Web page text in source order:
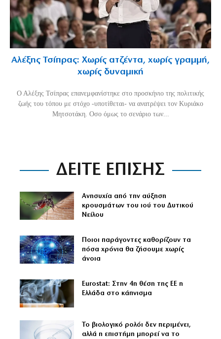
Αλέξης Τσίπρας: Χωρίς ατζέντα, χωρίς γραμμή,
χωρίς δυναμική
Ο Αλέξης Τσίπρας επανεμφανίστηκε στο προσκήνιο της πολιτικής
ζωής του τόπου με στόχο -υποτίθεται- να ανατρέψει τον Κυριάκο
Μητσοτάκη. Οσο όμως το σενάριο των...
ΔΕΙΤΕ ΕΠΙΣΗΣ
Ανησυχία από την αύξηση
κρουσμάτων του ιού του Δυτικού
Νείλου
Ποιοι παράγοντες καθορίζουν τα
πόσα χρόνια θα ζήσουμε χωρίς
άνοια
Eurostat: Στην 4η θέση της ΕΕ η
Ελλάδα στο κάπνισμα
Το βιολογικό ρολόι δεν περιμένει,
αλλά η επιστήμη μπορεί να το